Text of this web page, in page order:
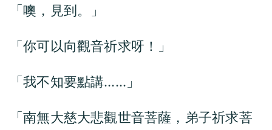
「噢，見到。」
「你可以向觀音祈求呀！」
「我不知要點講……」
「南無大慈大悲觀世音菩薩，弟子祈求菩